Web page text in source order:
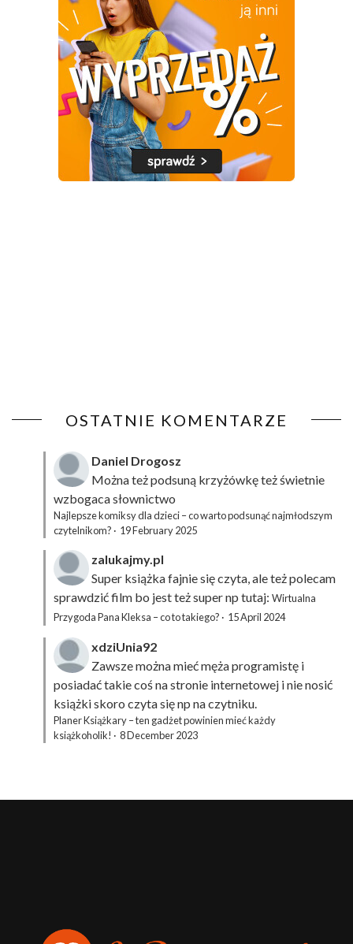
OSTATNIE KOMENTARZE
Daniel Drogosz
Można też podsuną krzyżówkęteż świetnie
wzbogaca słownictwo
Najlepsze komiksy dla dzieci – co warto podsunąć najmłodszym
czytelnikom? · 19 February 2025
zalukajmy.pl
Super książka fajnie się czyta, ale też polecam
sprawdzić film bo jest też super np tutaj: Wirtualna
Przygoda Pana Kleksa – co to takiego? · 15 April 2024
xdziUnia92
Zawsze można mieć męża programistę i
posiadać takie coś na stronie internetowej i nie nosić
książki skoro czyta się np na czytniku.
Planer Książkary – ten gadżet powinien mieć każdy
książkoholik! · 8 December 2023